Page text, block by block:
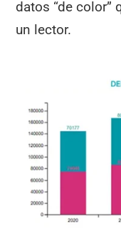
datos “de color”
un lector.